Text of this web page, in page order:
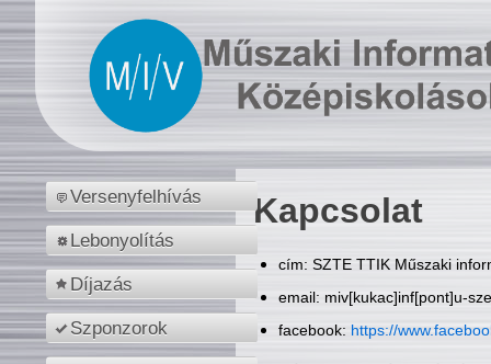
Versenyfelhívás
Lebonyolítás
Díjazás
Szponzorok
Kapcsolat
cím: SZTE TTIK Műszaki
email: miv[kukac]inf[pont]u-
facebook: https://